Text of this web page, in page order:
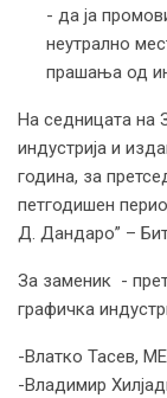
- да ја
неутрално
прашања од
На седницата на
индустрија и
година, за
петгодишен
Д. Дандаро” –
За заменик -
графичка
-Влатко Тасев,
-Владимир